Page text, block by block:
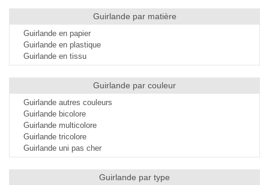
Guirlande par matière
Guirlande en papier
Guirlande en plastique
Guirlande en tissu
Guirlande par couleur
Guirlande autres couleurs
Guirlande bicolore
Guirlande multicolore
Guirlande tricolore
Guirlande uni pas cher
Guirlande par type